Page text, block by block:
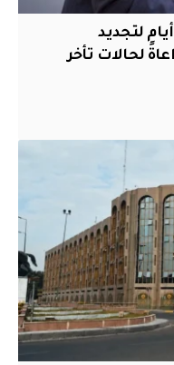
الاتصالات يوجه بمنح (7) أيام لتجديد
لحالات تأخر